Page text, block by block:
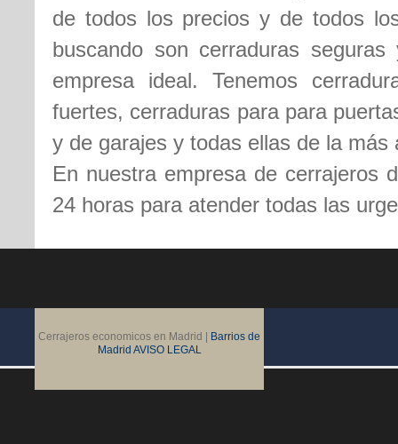
de todos los precios y de todos
buscando son cerraduras
empresa ideal. Tenemos
fuertes, cerraduras para para
y de garajes y todas ellas de la más
En nuestra empresa de cerrajeros
24 horas para atender todas las
Cerrajeros economicos en Madrid |
Barrios de
Madrid AVISO LEGAL